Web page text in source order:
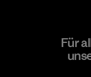
Formosa
Material-supplier
Für